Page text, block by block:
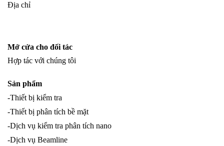
Địa chỉ
Mở cửa cho đối tác
Hợp tác với chúng tôi
Sản phẩm
-Thiết bị kiểm tra
-Thiết bị phân tích bề mặt
-Dịch vụ kiểm tra phân tích nano
-Dịch vụ Beamline